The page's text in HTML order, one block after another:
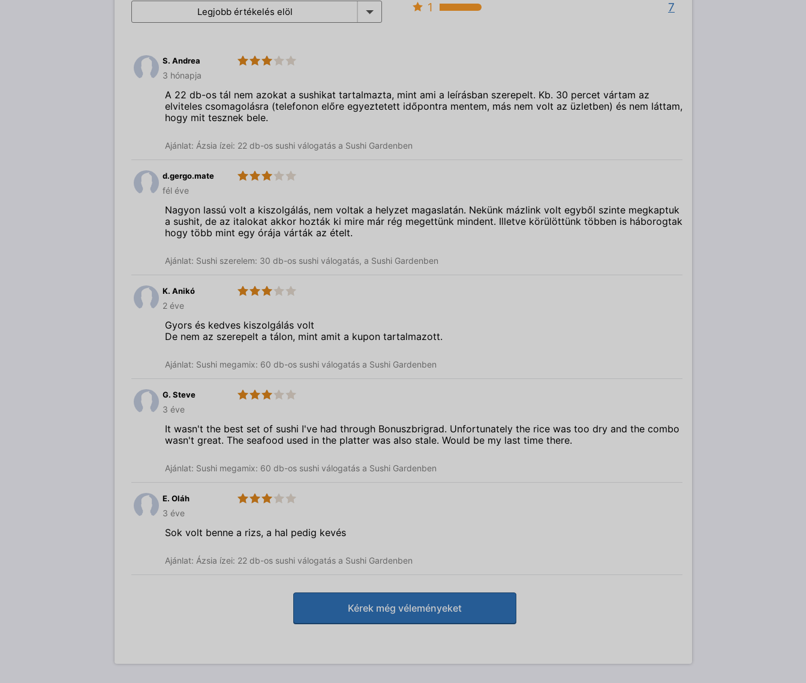
Legjobb értékelés elöl
1
7
S. Andrea
Garden
3.0
3 hónapja
A 22 db-os tál nem azokat a sushikat tartalmazta, mint ami a leírásban szerepelt. Kb. 30 percet vártam az
elviteles csomagolásra (telefonon előre egyeztetett időpontra mentem, más nem volt az üzletben) és nem láttam,
hogy mit tesznek bele.
Ajánlat: Ázsia ízei: 22 db-os sushi válogatás a Sushi Gardenben
d.gergo.mate
3.0
fél éve
Nagyon lassú volt a kiszolgálás, nem voltak a helyzet magaslatán. Nekünk mázlink volt egyből szinte megkaptuk
a sushit, de az italokat akkor hozták ki mire már rég megettünk mindent. Illetve körülöttünk többen is háborogtak
hogy több mint egy órája várták az ételt.
Ajánlat: Sushi szerelem: 30 db-os sushi válogatás, a Sushi Gardenben
K. Anikó
3.0
2 éve
Gyors és kedves kiszolgálás volt
De nem az szerepelt a tálon, mint amit a kupon tartalmazott.
Ajánlat: Sushi megamix: 60 db-os sushi válogatás a Sushi Gardenben
G. Steve
3.0
3 éve
It wasn't the best set of sushi I've had through Bonuszbrigrad. Unfortunately the rice was too dry and the combo
wasn't great. The seafood used in the platter was also stale. Would be my last time there.
Ajánlat: Sushi megamix: 60 db-os sushi válogatás a Sushi Gardenben
E. Oláh
3.0
3 éve
Sok volt benne a rizs, a hal pedig kevés
Ajánlat: Ázsia ízei: 22 db-os sushi válogatás a Sushi Gardenben
Kérek még véleményeket